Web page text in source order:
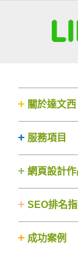
關於達文西
服務項目
網頁設計作
SEO排名
成功案例